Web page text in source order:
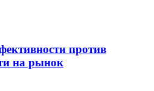
против
на рынок